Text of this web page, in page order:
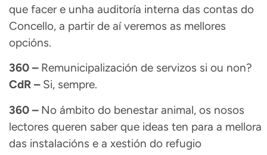
que facer e unha auditoría interna das contas do
Concello, a partir de aí veremos as mellores
opcións.
360 –Remunicipalización de servizos si ou non?
CdR –Si, sempre.
360 –No ámbito do benestar animal, os nosos
lectores queren saber que ideas ten para a mellora
das instalacións e a xestión do refugio